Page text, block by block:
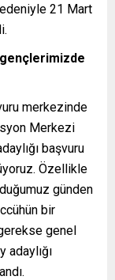
21 Mart
gençlerimizde
merkezinde
Merkezi
başvuru
Özellikle
günden
bir
genel